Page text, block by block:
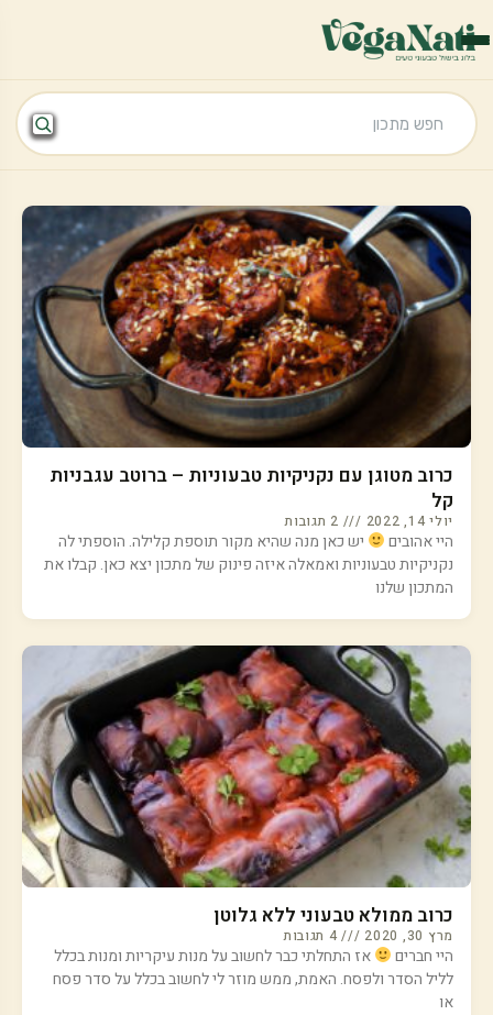
כרוב מטוגן עם נקניקיות טבעוניות – ברוטב עגבניות
קל
יולי 14, 2022
היי אהובים
יש כאן מנה שהיא מקור תוספת קלילה. הוספתי לה
נקניקיות טבעוניות ואמאלה איזה פינוק של מתכון יצא כאן. קבלו את
המתכון שלנו
כרוב ממולא טבעוני ללא גלוטן
מרץ 30, 2020 4 תגובות
היי חברים
אז התחלתי כבר לחשוב על מנות עיקריות ומנות בכלל
לליל הסדר ולפסח. האמת, ממש מוזר לי לחשוב בכלל על סדר פסח
או